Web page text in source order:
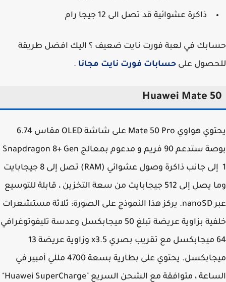
ذاكرة عشوائية قد تصل الى 12 جيجا رام
في لعبة فورت نايت ضعيف ؟ اليك افضل طريقة
علىحسابات فورت نايت مجانا.
Huawei Mate
يحتوي هواوي Mate 50 Pro على شاشة OLED مقاس 6.74
بوصة ستدعم 90 فريم و مدعوم بمعالج Snapdragon 8+ Gen
1 إلى جانب ذاكرة وصول عشوائي (RAM) تصل إلى 8 جيجابايت
وما يصل إلى 512 جيجابايت من سعة التخزين ، قابلة للتوسيع
عبر nanoSD. يركز هذا النموذج على الصورة: ثلاثة مستشعرات
خلفية بزاوية عريضة تبلغ 50 ميجابكسل وعدسة تليفوتوغرافي
64 ميجابكسل مع تقريب بصري x3.5 وزاوية عريضة 13
ميجابكسل. يحتوي على بطارية بسعة 4700 مللي أمبير في
الساعة ، متوافقة مع الشحن السريع "Huawei SuperCharge"